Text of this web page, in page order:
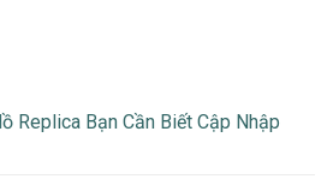
Replica Bạn Cần Biết Cập Nhập